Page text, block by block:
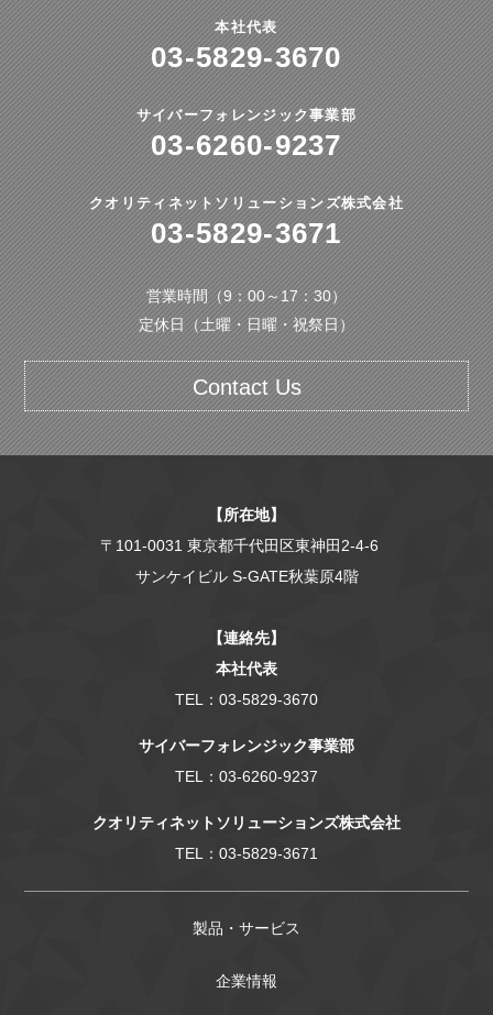
本社代表
03-5829-3670
サイバーフォレンジック事業部
03-6260-9237
クオリティネットソリューションズ株式会社
03-5829-3671
営業時間（9：00～17：30）
定休日（土曜・日曜・祝祭日）
Contact Us
【所在地】
〒101-0031 東京都千代田区東神田2-4-6
サンケイビル S-GATE秋葉原4階
【連絡先】
本社代表
TEL：03-5829-3670
サイバーフォレンジック事業部
TEL：03-6260-9237
クオリティネットソリューションズ株式会社
TEL：03-5829-3671
製品・サービス
企業情報